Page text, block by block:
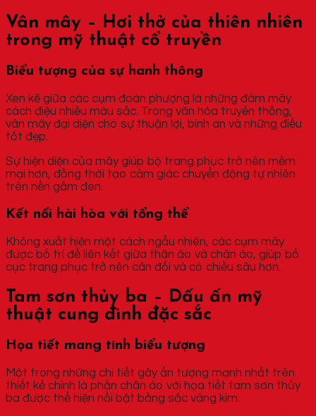
Vân mây – Hơi thở của thiên nhiên
trong mỹ thuật cổ truyền
Biểu tượng của sự hanh thông
Xen kẽ giữa các cụm đoàn phượng là những đám mây
cách điệu nhiều màu sắc. Trong văn hóa truyền thống,
vân mây đại diện cho sự thuận lợi, bình an và những điều
tốt đẹp.
Sự hiện diện của mây giúp bộ trang phục trở nên mềm
mại hơn, đồng thời tạo cảm giác chuyển động tự nhiên
trên nền gấm đen.
Kết nối hài hòa với tổng thể
Không xuất hiện một cách ngẫu nhiên, các cụm mây
được bố trí để liên kết giữa thân áo và chân áo, giúp bố
cục trang phục trở nên cân đối và có chiều sâu hơn.
Tam sơn thủy ba – Dấu ấn mỹ
thuật cung đình đặc sắc
Họa tiết mang tính biểu tượng
Một trong những chi tiết gây ấn tượng mạnh nhất trên
thiết kế chính là phần chân áo với họa tiết tam sơn thủy
ba được thể hiện nổi bật bằng sắc vàng kim.